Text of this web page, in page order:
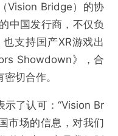
Vision Bridge）的协
中国发行商，不仅负
支持国产XR游戏出
Showdown》，合
切合作。
了认可：“Vision Br
市场的信息，对我们